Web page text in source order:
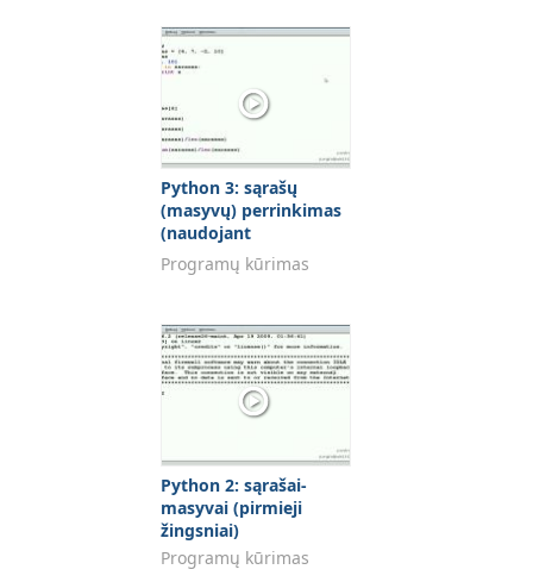
Python 3: sąrašų
(masyvų) perrinkimas
(naudojant
"enumerate")
Programų kūrimas
Python 2: sąrašai-
masyvai (pirmieji
žingsniai)
Programų kūrimas